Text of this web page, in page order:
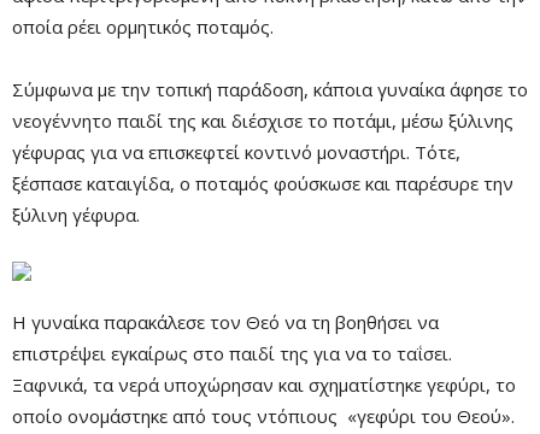
οποία ρέει ορμητικός ποταμός.
Mute
Σύμφωνα με την τοπική παράδοση, κάποια γυναίκα άφησε το
νεογέννητο παιδί της και διέσχισε το ποτάμι, μέσω ξύλινης
γέφυρας για να επισκεφτεί κοντινό μοναστήρι. Τότε,
ξέσπασε καταιγίδα, ο ποταμός φούσκωσε και παρέσυρε την
ξύλινη γέφυρα.
Η γυναίκα παρακάλεσε τον Θεό να τη βοηθήσει να
επιστρέψει εγκαίρως στο παιδί της για να το ταΐσει.
Ξαφνικά, τα νερά υποχώρησαν και σχηματίστηκε γεφύρι, το
οποίο ονομάστηκε από τους ντόπιους «γεφύρι του Θεού».